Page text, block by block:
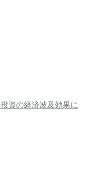
資の経済波及効果に